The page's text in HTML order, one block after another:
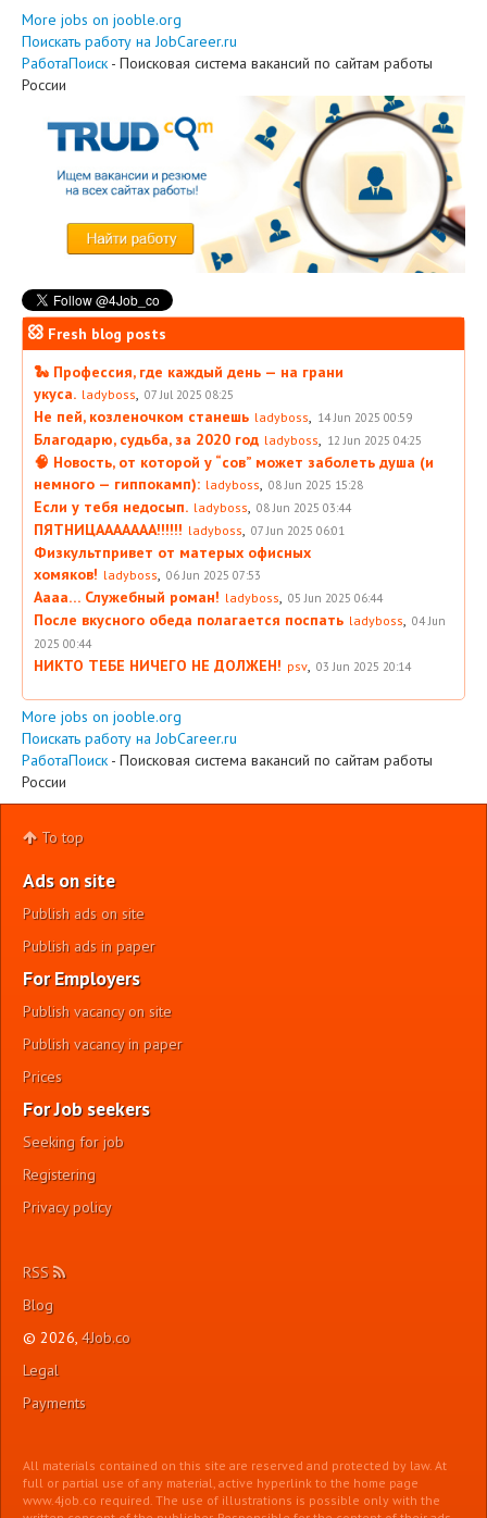
More jobs on jooble.org
Поискать работу на JobCareer.ru
РаботаПоиск - Поисковая система вакансий по сайтам работы
России
Fresh blog posts
🐍 Профессия, где каждый день — на грани
укуса. ladyboss, 07 Jul 2025 08:25
Не пей, козленочком станешь ladyboss, 14 Jun 2025 00:59
Благодарю, судьба, за 2020 год ladyboss, 12 Jun 2025 04:25
🧠 Новость, от которой у “сов” может заболеть душа (и
немного — гиппокамп): ladyboss, 08 Jun 2025 15:28
Если у тебя недосып. ladyboss, 08 Jun 2025 03:44
ПЯТНИЦААААААА!!!!!! ladyboss, 07 Jun 2025 06:01
Физкультпривет от матерых офисных
хомяков! ladyboss, 06 Jun 2025 07:53
Аааа… Служебный роман! ladyboss, 05 Jun 2025 06:44
После вкусного обеда полагается поспать ladyboss, 04 Jun
2025 00:44
НИКТО ТЕБЕ НИЧЕГО НЕ ДОЛЖЕН! psv, 03 Jun 2025 20:14
More jobs on jooble.org
Поискать работу на JobCareer.ru
РаботаПоиск - Поисковая система вакансий по сайтам работы
России
To top
Ads on site
Publish ads on site
Publish ads in paper
For Employers
Publish vacancy on site
Publish vacancy in paper
Prices
For Job seekers
Seeking for job
Registering
Privacy policy
RSS
Blog
© 2026, 4Job.co
Legal
Payments
All materials contained on this site are reserved and protected by law. At
full or partial use of any material, active hyperlink to the home page
www.4job.co required. The use of illustrations is possible only with the